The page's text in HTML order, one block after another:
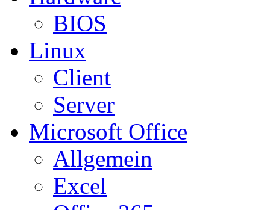
BIOS
Linux
Client
Server
Microsoft Office
Allgemein
Excel